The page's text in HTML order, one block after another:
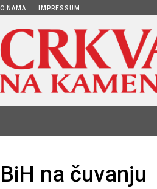
O NAMA IMPRESSUM
BiH na čuvanju